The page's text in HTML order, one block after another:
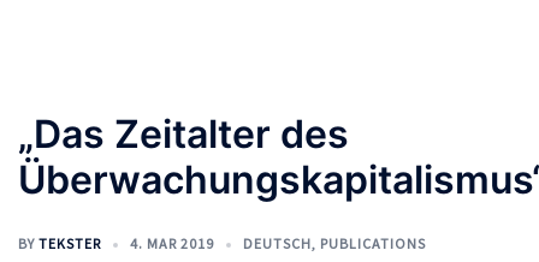
„Das Zeitalter des
BY TEKSTER 4. MAR 2019 DEUTSCH, PUBLICATIONS